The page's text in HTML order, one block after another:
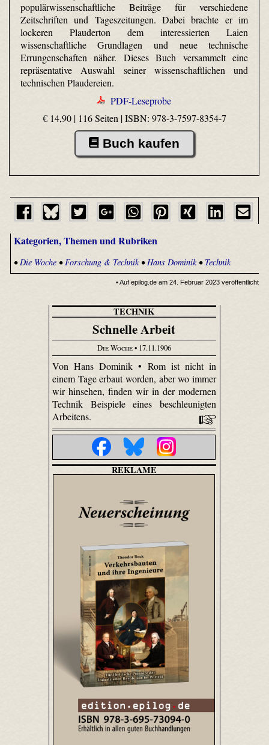
populärwissenschaftliche Beiträge für verschiedene
Zeitschriften und Tageszeitungen. Dabei brachte er im
lockeren Plauderton dem interessierten Laien
wissenschaftliche Grundlagen und neue technische
Errungenschaften näher. Dieses Buch versammelt eine
repräsentative Auswahl seiner wissenschaftlichen und
technischen Plaudereien.
PDF-Leseprobe
€ 14,90 | 116 Seiten |ISBN: 978-3-7597-8354-7
Buch kaufen
Kategorien, Themen und Rubriken
• Die Woche• Forschung & Technik• Hans Dominik• Technik
• Auf epilog.de am 24. Februar 2023 veröffentlicht
TECHNIK
Schnelle Arbeit
Die Woche• 17.11.1906
Von Hans Dominik • Rom ist nicht in
einem Tage erbaut worden, aber wo immer
wir hinsehen, finden wir in der modernen
Technik Beispiele eines beschleunigten
Arbeitens.
REKLAME